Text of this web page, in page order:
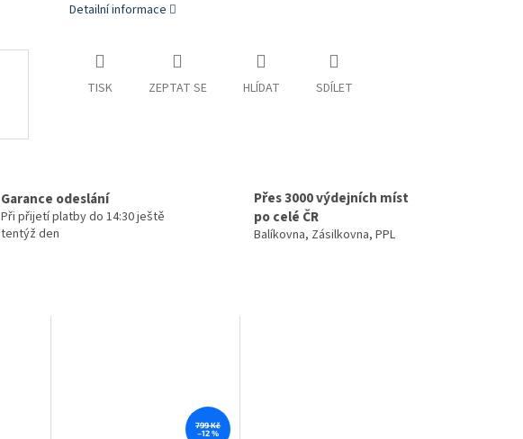
Detailní informace
TISK ZEPTAT SE HLÍDAT SDÍLET
Garance odeslání
Při přijetí platby do 14:30 ještě
tentýž den
Přes 3000 výdejních míst
po celé ČR
Balíkovna, Zásilkovna, PPL
799 Kč
–12 %